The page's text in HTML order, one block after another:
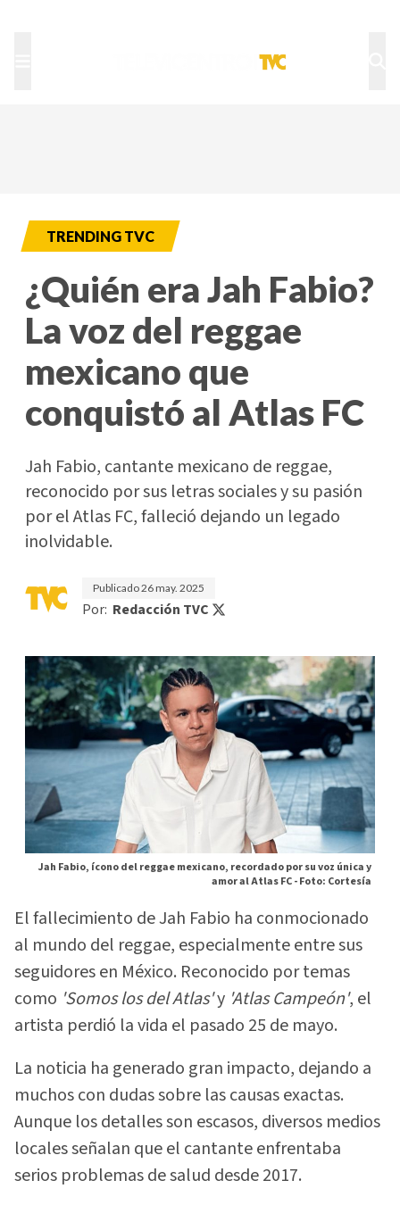
TRENDING TVC
¿Quién era Jah Fabio?
La voz del reggae
mexicano que
conquistó al Atlas FC
Jah Fabio, cantante mexicano de reggae,
reconocido por sus letras sociales y su pasión
por el Atlas FC, falleció dejando un legado
inolvidable.
Publicado26 may. 2025
Por: Redacción TVC
Jah Fabio, ícono del reggae mexicano, recordado por su voz única y
amor al Atlas FC -Foto: Cortesía
El fallecimiento de Jah Fabio ha conmocionado
al mundo del reggae, especialmente entre sus
seguidores en México. Reconocido por temas
como 'Somos los del Atlas'y 'Atlas Campeón', el
artista perdió la vida el pasado 25 de mayo.
La noticia ha generado gran impacto, dejando a
muchos con dudas sobre las causas exactas.
Aunque los detalles son escasos, diversos medios
locales señalan que el cantante enfrentaba
serios problemas de salud desde 2017.